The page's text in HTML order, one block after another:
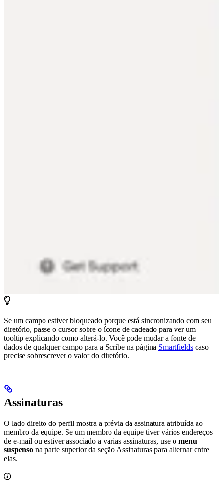
Se um campo estiver bloqueado porque está sincronizando com seu
diretório, passe o cursor sobre o ícone de cadeado para ver um
tooltip explicando como alterá-lo. Você pode mudar a fonte de
dados de qualquer campo para a Scribe na página Smartfields caso
precise sobrescrever o valor do diretório.
Assinaturas
O lado direito do perfil mostra a prévia da assinatura atribuída ao
membro da equipe. Se um membro da equipe tiver vários endereços
de e-mail ou estiver associado a várias assinaturas, use o menu
suspenso na parte superior da seção Assinaturas para alternar entre
elas.